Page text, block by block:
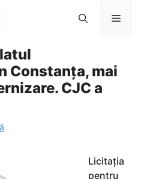
Constanța, mai
CJC a
Licitația
pentru